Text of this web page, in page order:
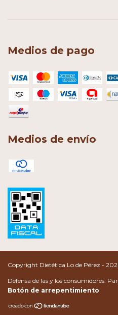
Medios de pago
Medios de envío
Copyright Dietética Lo de Pérez -
Defensa de las y los consumidores.
Botón de arrepentimiento